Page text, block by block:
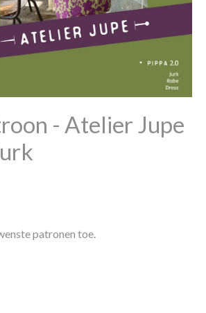
- Atelier Jupe
patronen toe.